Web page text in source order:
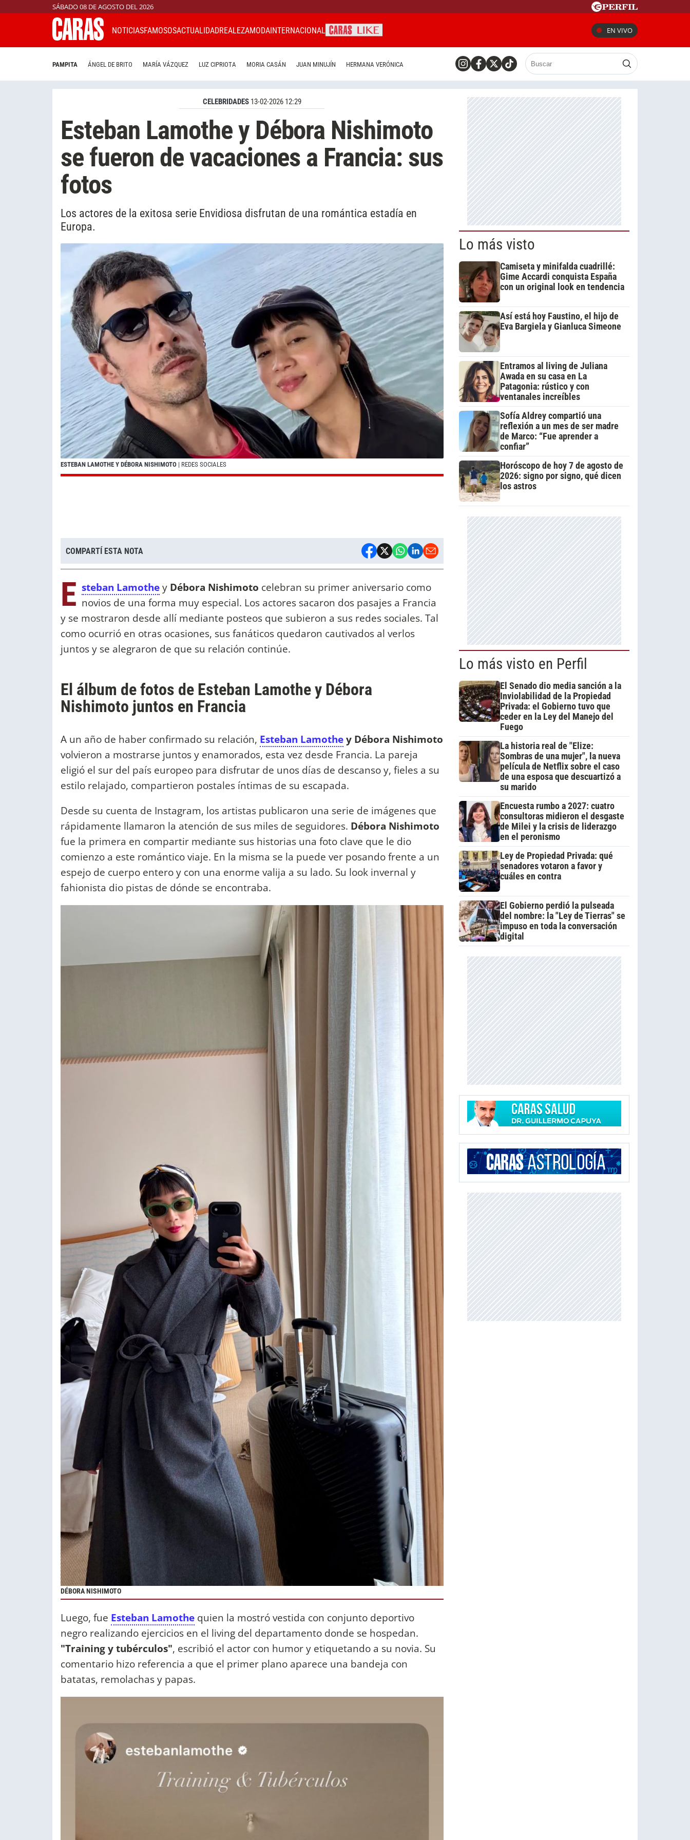
SÁBADO 08 DE AGOSTO DEL 2026
NOTICIASFAMOSOSACTUALIDADREALEZAMODAINTERNACIONAL EN VIVO
PAMPITA ÁNGEL DE BRITO MARÍA VÁZQUEZ LUZ CIPRIOTA MORIA CASÁN JUAN MINUJÍN HERMANA VERÓNICA
CELEBRIDADES 13-02-2026 12:29
Esteban Lamothe y Débora Nishimoto
se fueron de vacaciones a Francia: sus
fotos
Los actores de la exitosa serie Envidiosa disfrutan de una romántica estadía en
Europa.
ESTEBAN LAMOTHE Y DÉBORA NISHIMOTO | REDES SOCIALES
COMPARTÍ ESTA NOTA
E steban Lamothey Débora Nishimoto celebran su primer aniversario como
novios de una forma muy especial. Los actores sacaron dos pasajes a Francia
y se mostraron desde allí mediante posteos que subieron a sus redes sociales. Tal
como ocurrió en otras ocasiones, sus fanáticos quedaron cautivados al verlos
juntos y se alegraron de que su relación continúe.
El álbum de fotos de Esteban Lamothe y Débora
Nishimoto juntos en Francia
A un año de haber confirmado su relación, Esteban Lamothey Débora Nishimoto
volvieron a mostrarse juntos y enamorados, esta vez desde Francia. La pareja
eligió el sur del país europeo para disfrutar de unos días de descanso y, fieles a su
estilo relajado, compartieron postales íntimas de su escapada.
Desde su cuenta de Instagram, los artistas publicaron una serie de imágenes que
rápidamente llamaron la atención de sus miles de seguidores. Débora Nishimoto
fue la primera en compartir mediante sus historias una foto clave que le dio
comienzo a este romántico viaje. En la misma se la puede ver posando frente a un
espejo de cuerpo entero y con una enorme valija a su lado. Su look invernal y
fahionista dio pistas de dónde se encontraba.
DÉBORA NISHIMOTO
Luego, fue Esteban Lamothe quien la mostró vestida con conjunto deportivo
negro realizando ejercicios en el living del departamento donde se hospedan.
"Training y tubérculos", escribió el actor con humor y etiquetando a su novia. Su
comentario hizo referencia a que el primer plano aparece una bandeja con
batatas, remolachas y papas.
Lo más visto
Camiseta y minifalda cuadrillé:
Gime Accardi conquista España
con un original look en tendencia
Así está hoy Faustino, el hijo de
Eva Bargiela y Gianluca Simeone
Entramos al living de Juliana
Awada en su casa en La
Patagonia: rústico y con
ventanales increíbles
Sofía Aldrey compartió una
reflexión a un mes de ser madre
de Marco: “Fue aprender a
confiar”
Horóscopo de hoy 7 de agosto de
2026: signo por signo, qué dicen
los astros
Lo más visto en Perfil
El Senado dio media sanción a la
Inviolabilidad de la Propiedad
Privada: el Gobierno tuvo que
ceder en la Ley del Manejo del
Fuego
La historia real de "Elize:
Sombras de una mujer", la nueva
película de Netflix sobre el caso
de una esposa que descuartizó a
su marido
Encuesta rumbo a 2027: cuatro
consultoras midieron el desgaste
de Milei y la crisis de liderazgo
en el peronismo
Ley de Propiedad Privada: qué
senadores votaron a favor y
cuáles en contra
El Gobierno perdió la pulseada
del nombre: la "Ley de Tierras" se
impuso en toda la conversación
digital